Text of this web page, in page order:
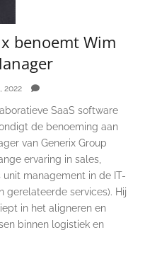
benoemt Wim
2022
SaaS software
de benoeming aan
van Generix Group
ervaring in sales,
management in de IT-
gerelateerde services). Hij
in het aligneren en
binnen logistiek en